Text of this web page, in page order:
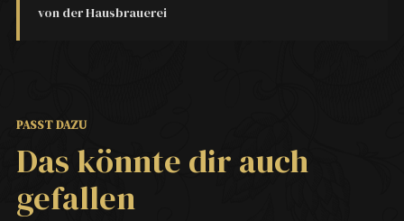
von der Hausbrauerei
PASST DAZU
Das könnte dir auch
gefallen